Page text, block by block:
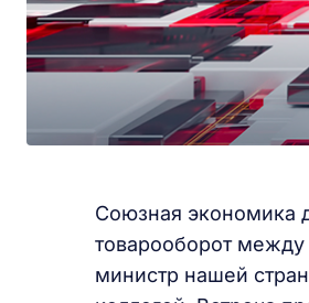
Союзная экономика
товарооборот
министр нашей